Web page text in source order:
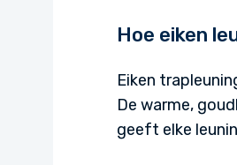
Hoe eiken
Eiken
De warme,
geeft elke